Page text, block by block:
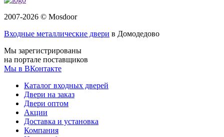
2007-2026 © Mosdoor
Входные металлические двери в Домодедово
Мы зарегистрированы
на портале поставщиков
Мы в ВКонтакте
Каталог входных дверей
Двери на заказ
Двери оптом
Акции
Доставка и установка
Компания